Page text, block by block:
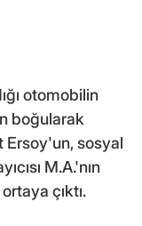
otomobilin
boğularak
Ersoy'un, sosyal
M.A.'nın
çıktı.